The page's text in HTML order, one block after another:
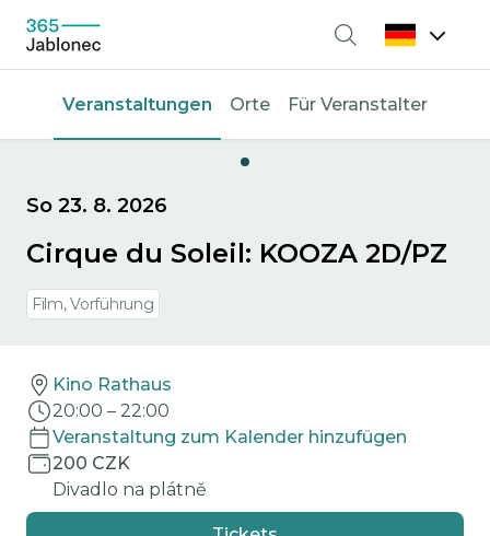
Suche
Veranstaltungen Orte Für Veranstalter
So 23. 8. 2026
Cirque du Soleil: KOOZA 2D/PZ
Film, Vorführung
Kino Rathaus
20:00 – 22:00
Veranstaltung zum Kalender hinzufügen
200 CZK
Divadlo na plátně